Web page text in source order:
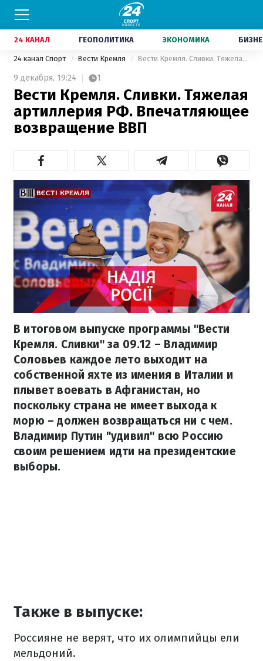
24 КАНАЛ ГЕОПОЛИТИКА ЭКОНОМИКА
24 канал Спорт Вести Кремля Вести Кремля. Сливки. Тяжелая артиллерия РФ. Впечатляющее возвращение ВВП
9 декабря, 19:24 1
Вести Кремля. Сливки. Тяжелая
артиллерия РФ. Впечатляющее
возвращение ВВП
В итоговом выпуске программы "Вести
Кремля. Сливки" за 09.12 – Владимир
Соловьев каждое лето выходит на
собственной яхте из имения в Италии и
плывет воевать в Афганистан, но
поскольку страна не имеет выхода к
морю – должен возвращаться ни с чем.
Владимир Путин "удивил" всю Россию
своим решением идти на президентские
выборы.
Также в выпуске:
Россияне не верят, что их олимпийцы ели
мельдоний.